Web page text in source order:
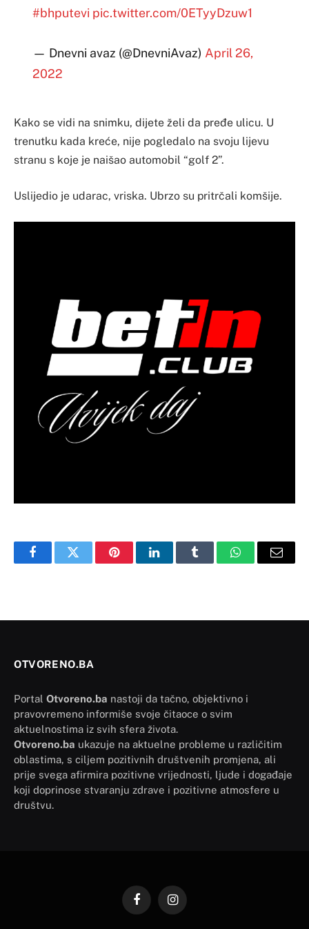
#bhputevi pic.twitter.com/0ETyyDzuw1
— Dnevni avaz (@DnevniAvaz) April 26,
2022
Kako se vidi na snimku, dijete želi da pređe ulicu. U
trenutku kada kreće, nije pogledalo na svoju lijevu
stranu s koje je naišao automobil “golf 2”.
Uslijedio je udarac, vriska. Ubrzo su pritrčali komšije.
FacebookTwitter PinterestLinkedInTumblr WhatsAppEmail
OTVORENO.BA
Portal Otvoreno.ba nastoji da tačno, objektivno i
pravovremeno informiše svoje čitaoce o svim
aktuelnostima iz svih sfera života.
Otvoreno.ba ukazuje na aktuelne probleme u različitim
oblastima, s ciljem pozitivnih društvenih promjena, ali
prije svega afirmira pozitivne vrijednosti, ljude i događaje
koji doprinose stvaranju zdrave i pozitivne atmosfere u
društvu.
FacebookInstagram